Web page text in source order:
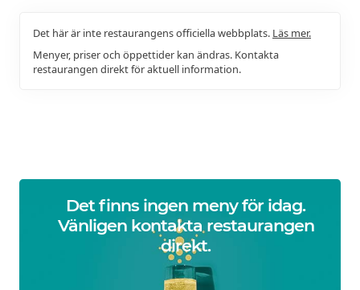
Det här är inte restaurangens officiella webbplats. Läs mer.
Menyer, priser och öppettider kan ändras. Kontakta
restaurangen direkt för aktuell information.
Det finns ingen meny för idag.
Vänligen kontakta restaurangen
direkt.